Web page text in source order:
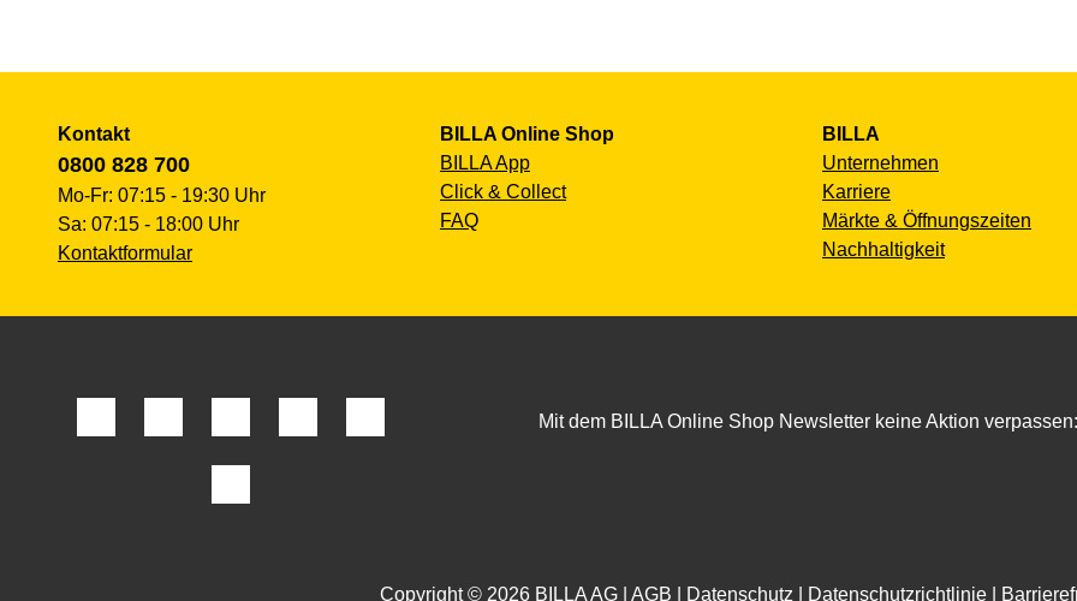
Kontakt
0800 828 700
Mo-Fr: 07:15 - 19:30 Uhr
Sa: 07:15 - 18:00 Uhr
Kontaktformular
BILLA Online Shop
BILLA App
Click & Collect
FAQ
BILLA
Unternehmen
Karriere
Märkte & Öffnungszeiten
Nachhaltigkeit
Mit dem BILLA Online Shop Newsletter keine Aktion verpassen:
Copyright © 2026 BILLA AG | AGB Datenschutz Datenschutzrichtlinie